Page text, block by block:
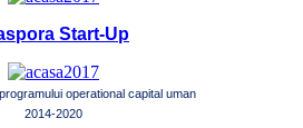
Start-Up
operational capital uman
2014-2020